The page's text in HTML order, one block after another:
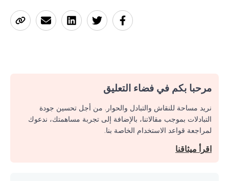
مرحبا بكم في فضاء التعليق
نريد مساحة للنقاش والتبادل والحوار. من أجل تحسين جودة
التبادلات بموجب مقالاتنا، بالإضافة إلى تجربة مساهمتك، ندعوك
لمراجعة قواعد الاستخدام الخاصة بنا.
اقرأ ميثاقنا